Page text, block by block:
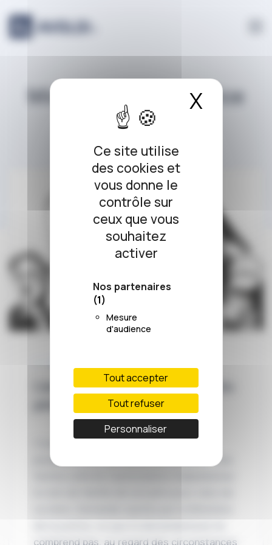
Panneau de gestion des cookies
Ce site utilise
des cookies et
vous donne le
contrôle sur
ceux que vous
souhaitez
activer
Nos partenaires
(1)
Mesure
d'audience
Tout accepter
Tout refuser
Personnaliser
X
Ministère de la justice
L’arrêt du jour #105 Au nom du
prendre le nom de famille de sa mère… Une
comprend pas, au regard des circonstances